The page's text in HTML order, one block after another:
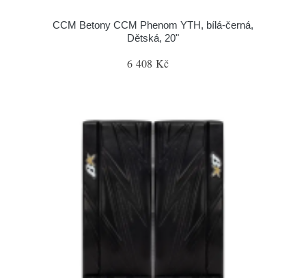
CCM Betony CCM Phenom YTH, bílá-černá,
Dětská, 20"
6 408 Kč